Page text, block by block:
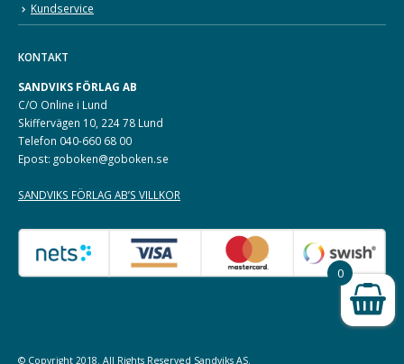
Kundservice
KONTAKT
SANDVIKS FÖRLAG AB
C/O Online i Lund
Skiffervägen 10, 224 78 Lund
Telefon 040-660 68 00
Epost: goboken@goboken.se
SANDVIKS FÖRLAG AB’S VILLKOR
© Copyright 2018. All Rights Reserved Sandviks AS.
0